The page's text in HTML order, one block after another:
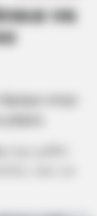
να
στην